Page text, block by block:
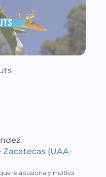
(UAA-
le apasiona y motiva